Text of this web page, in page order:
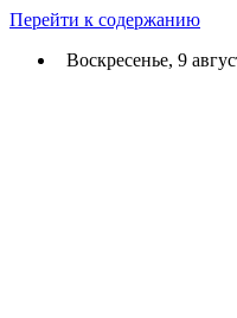
Перейти к содержанию
Воскресенье, 9